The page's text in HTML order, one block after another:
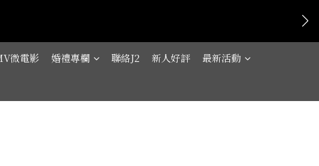
微電影 婚禮專欄 聯絡J2 新人好評
最新活動